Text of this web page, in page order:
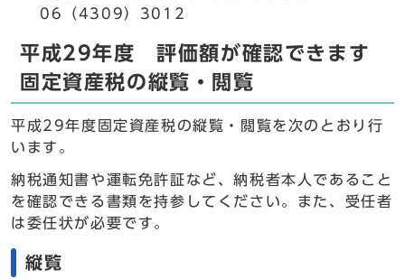
06（4309）3012
平成29年度 評価額が確認できます
固定資産税の縦覧・閲覧
平成29年度固定資産税の縦覧・閲覧を次のとおり行
います。
納税通知書や運転免許証など、納税者本人であること
を確認できる書類を持参してください。また、受任者
は委任状が必要です。
縦覧